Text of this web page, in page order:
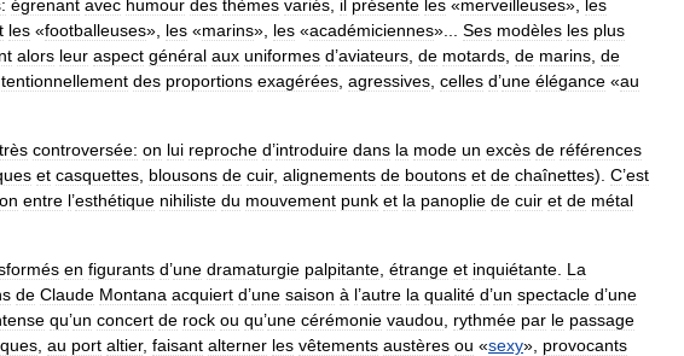
égrenant avec humour des thèmes variés il présente les «merveilleuses», les
les «footballeuses», les «marins», les «académiciennes»... Ses modèles les plus
alors leur aspect général aux uniformes d’aviateurs de motards de marins de
des proportions exagérées agressives celles d’une élégance «au
très controversée: on lui reproche d’introduire dans la mode un excès de références
et casquettes blousons de cuir, alignements de boutons et de chaînettes). C’est
entre l’esthétique nihiliste du mouvement punk et la panoplie de cuir et de métal
en figurants d’une dramaturgie palpitante étrange et inquiétante La
de Claude Montana acquiert d’une saison à l’autre la qualité d’un spectacle d’une
qu’un concert de rock ou qu’une cérémonie vaudou rythmée par le passage
au port altier, faisant alterner les vêtements austères ou «sexy», provocants